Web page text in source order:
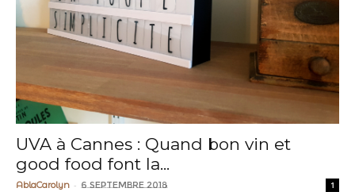
UVA à Cannes : Quand bon vin et
good food font la...
AblaCarolyn - 6 septembre 2018 1